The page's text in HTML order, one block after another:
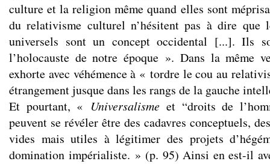
culture et la religion même quand elles sont
du relativisme culturel n’hésitent pas à dire que
universels sont un concept occidental [...]. Ils
l’holocauste de notre époque ». Dans la même
exhorte avec véhémence à « tordre le cou au
étrangement jusque dans les rangs de la gauche
Et pourtant, « Universalisme et “droits de
peuvent se révéler être des cadavres conceptuels,
vides mais utiles à légitimer des projets
domination impérialiste. » (p. 95) Ainsi en est-il